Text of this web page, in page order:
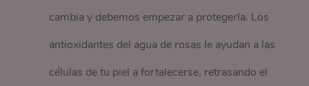
cambia y debemos empezar a protegerla. Los
antioxidantes del agua de rosas le ayudan a las
células de tu piel a fortalecerse, retrasando el